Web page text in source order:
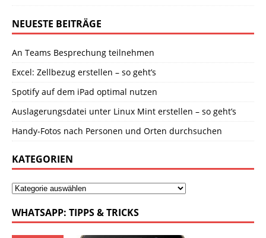
NEUESTE BEITRÄGE
An Teams Besprechung teilnehmen
Excel: Zellbezug erstellen – so geht’s
Spotify auf dem iPad optimal nutzen
Auslagerungsdatei unter Linux Mint erstellen – so geht’s
Handy-Fotos nach Personen und Orten durchsuchen
KATEGORIEN
WHATSAPP: TIPPS & TRICKS